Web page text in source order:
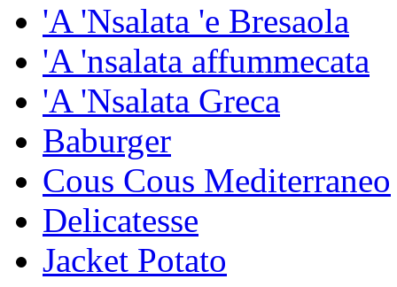
'A 'Nsalata 'e Bresaola
'A 'nsalata affummecata
'A 'Nsalata Greca
Baburger
Cous Cous Mediterraneo
Delicatesse
Jacket Potato